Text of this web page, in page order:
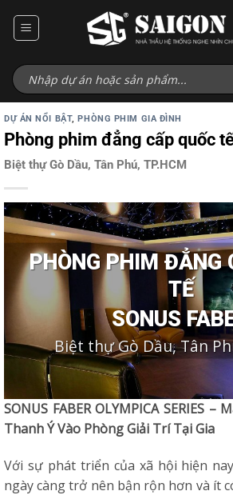
qua
dung
DỰ ÁN NỔI BẬT,PHÒNG PHIM GIA ĐÌNH
Phòng phim đẳng cấp quốc
Biệt thự Gò Dầu, Tân Phú, TP.HCM
PHÒNG PHIM ĐẲNG
TẾ
SONUS
Biệt thự Gò Dầu, Tân
SONUS FABER OLYMPICA SERIES –
Thanh Ý Vào Phòng Giải Trí Tại Gia
Với sự phát triển của xã hội hiện
ngày càng trở nên bận rộn hơn và ít